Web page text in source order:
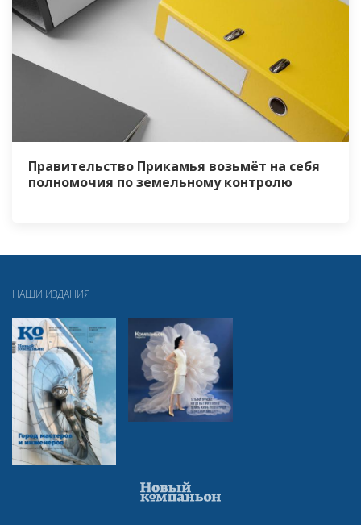
Правительство Прикамья возьмёт на себя
полномочия по земельному контролю
НАШИ ИЗДАНИЯ